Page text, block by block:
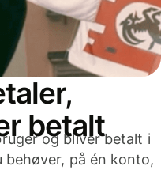
betalt
og bliver betalt i
på én konto,